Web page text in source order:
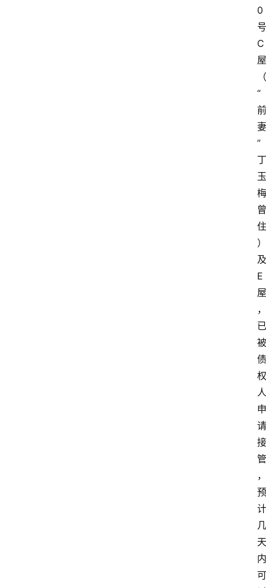
0
号
C
屋
（
“
前
妻
”
丁
玉
梅
曾
住
）
及
E
屋
，
已
被
债
权
人
申
请
接
管
，
预
计
几
天
内
可